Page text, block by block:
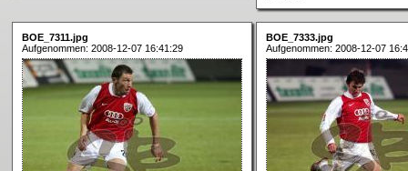
BOE_7311.jpg
Aufgenommen: 2008-12-07 16:41:29
BOE_7333.jpg
Aufgenommen: 2008-12-07